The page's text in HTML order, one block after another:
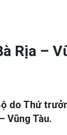
Rịa –
do Thứ
Vũng Tàu.